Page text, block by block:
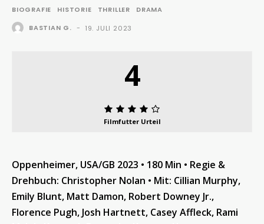
BIOGRAFIE HISTORIE THRILLER
DRAMA
BASTIAN G. - 19. JULI 2023
4
Filmfutter Urteil
Oppenheimer, USA/GB 2023 • 180 Min • Regie &
Drehbuch: Christopher Nolan • Mit: Cillian Murphy,
Emily Blunt, Matt Damon, Robert Downey Jr.,
Florence Pugh, Josh Hartnett, Casey Affleck, Rami